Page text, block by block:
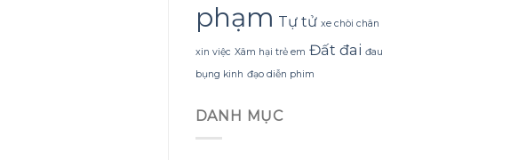
phạm Tự tử xe chòi chân
xin việc Xâm hại trẻ em Đất đai đau
bụng kinh đạo diễn phim
DANH MỤC